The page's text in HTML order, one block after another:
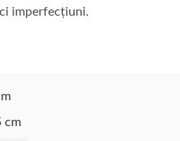
imperfecțiuni.
cm